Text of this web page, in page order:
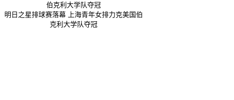
明日之星排球赛落幕 上海青年女排力克美国伯
克利大学队夺冠